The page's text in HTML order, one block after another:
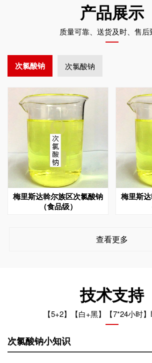
产品展示
质量可靠、送货及时、售后
次氯酸钠 次氯酸钠
梅里斯达斡尔族区次氯酸钠
（食品级）
梅里斯
查看更多
技术支持
【5+2】【白+黑】【7*24小时
次氯酸钠小知识